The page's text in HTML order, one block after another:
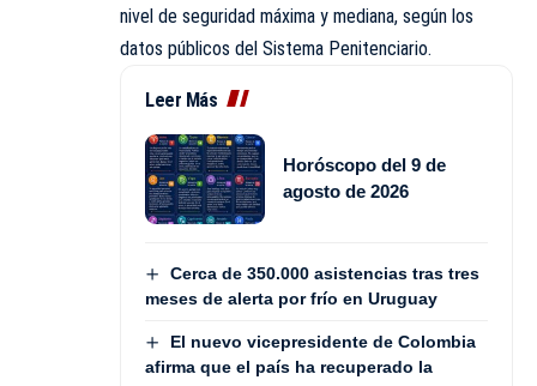
nivel de seguridad máxima y mediana, según los
datos públicos del Sistema Penitenciario.
Leer Más
Horóscopo del 9 de
agosto de 2026
Cerca de 350.000 asistencias tras tres
meses de alerta por frío en Uruguay
El nuevo vicepresidente de Colombia
afirma que el país ha recuperado la